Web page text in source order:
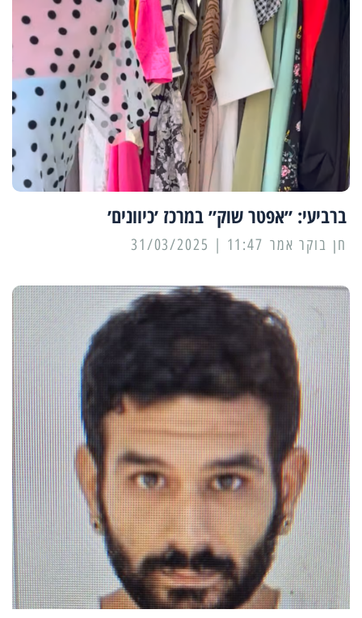
ברביעי: ״אפטר שוק״ במרכז ׳כיוונים׳
11:47 | 31/03/2025